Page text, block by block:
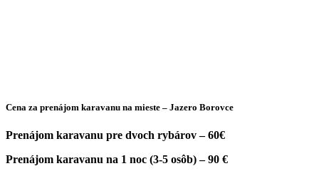
Cena za prenájom karavanu na mieste – Jazero Borovce
Prenájom karavanu pre dvoch rybárov – 60€
Prenájom karavanu na 1 noc (3-5 osôb) – 90 €